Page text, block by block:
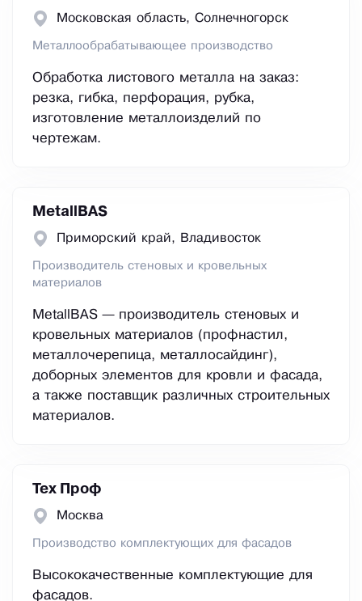
Московская область, Сoлнeчнoгopcк
Металлообрабатывающее производство
Обработка листового металла на заказ:
резка, гибка, перфорация, рубка,
изготовление металлоизделий по
чертежам.
MetallBAS
Приморский край, Владивосток
Производитель стеновых и кровельных
материалов
MetallBAS — производитель стеновых и
кровельных материалов (профнастил,
металлочерепица, металлосайдинг),
доборных элементов для кровли и фасада,
а также поставщик различных строительных
материалов.
Тех Проф
Москва
Производство комплектующих для фасадов
Высококачественные комплектующие для
фасадов.